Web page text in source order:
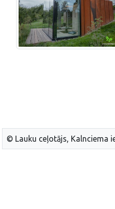
© Lauku ceļotājs, Kalnciema